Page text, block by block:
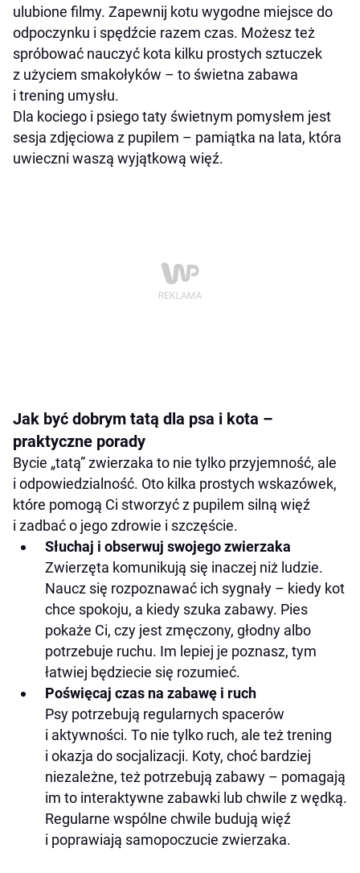
ulubione filmy. Zapewnij kotu wygodne miejsce do
odpoczynku i spędźcie razem czas. Możesz też
spróbować nauczyć kota kilku prostych sztuczek
z użyciem smakołyków – to świetna zabawa
i trening umysłu.
Dla kociego i psiego taty świetnym pomysłem jest
sesja zdjęciowa z pupilem – pamiątka na lata, która
uwieczni waszą wyjątkową więź.
Jak być dobrym tatą dla psa i kota –
praktyczne porady
Bycie „tatą” zwierzaka to nie tylko przyjemność, ale
i odpowiedzialność. Oto kilka prostych wskazówek,
które pomogą Ci stworzyć z pupilem silną więź
i zadbać o jego zdrowie i szczęście.
Słuchaj i obserwuj swojego zwierzaka
Zwierzęta komunikują się inaczej niż ludzie.
Naucz się rozpoznawać ich sygnały – kiedy kot
chce spokoju, a kiedy szuka zabawy. Pies
pokaże Ci, czy jest zmęczony, głodny albo
potrzebuje ruchu. Im lepiej je poznasz, tym
łatwiej będziecie się rozumieć.
Poświęcaj czas na zabawę i ruch
Psy potrzebują regularnych spacerów
i aktywności. To nie tylko ruch, ale też trening
i okazja do socjalizacji. Koty, choć bardziej
niezależne, też potrzebują zabawy – pomagają
im to interaktywne zabawki lub chwile z wędką.
Regularne wspólne chwile budują więź
i poprawiają samopoczucie zwierzaka.